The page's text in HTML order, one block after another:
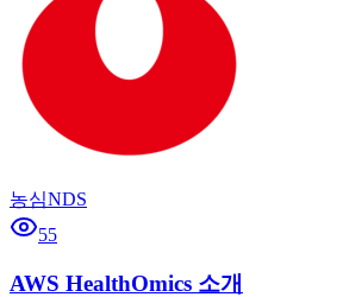
농심NDS
55
AWS HealthOmics 소개